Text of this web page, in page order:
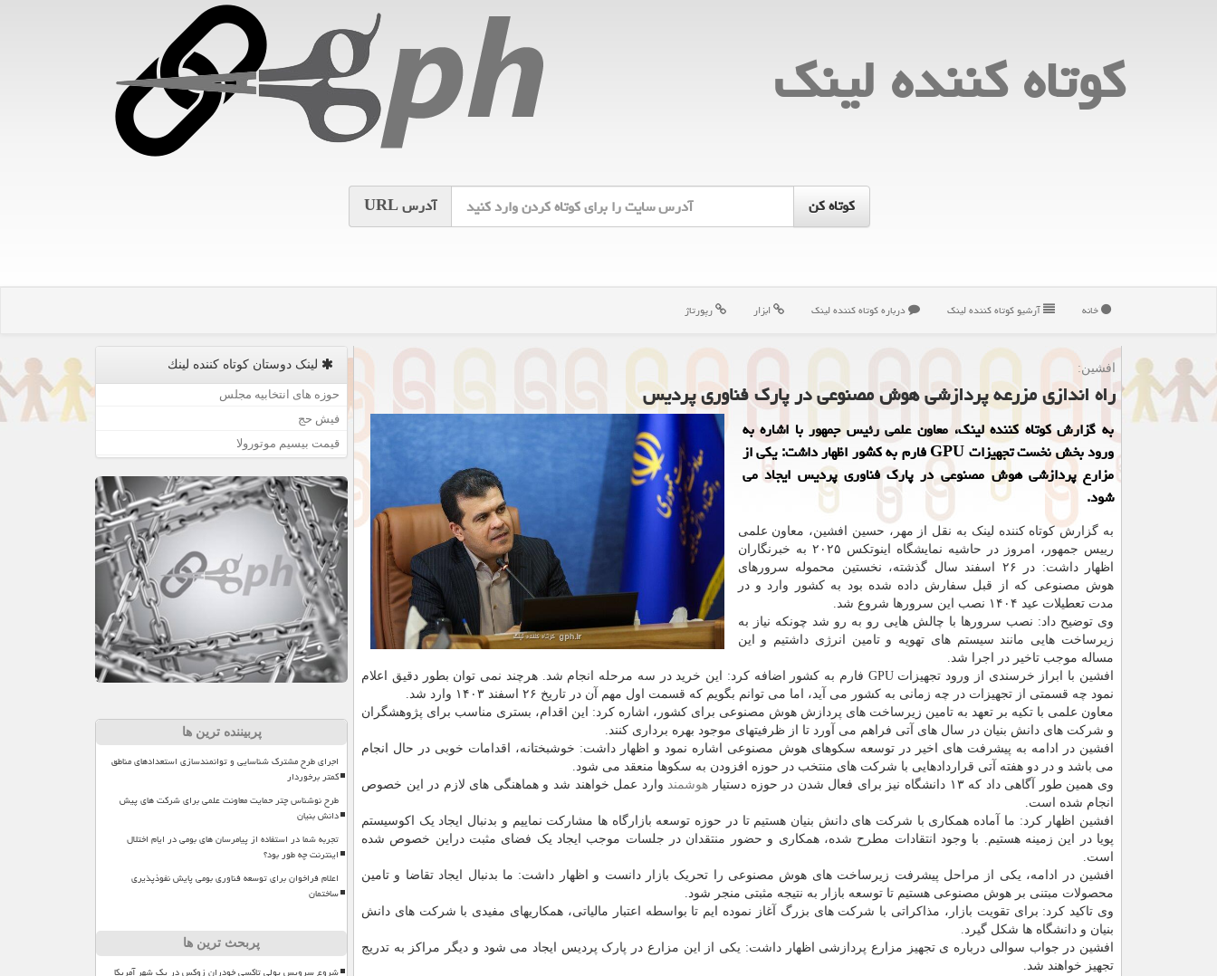
كوتاه كننده لینك
آدرسURL
خانه آرشیو كوتاه كننده لینك درباره كوتاه كننده لینك ابزار رپورتاژ
افشین:
راه اندازی مزرعه پردازشی هوش مصنوعی در پارک فناوری پردیس
به گزارش کوتاه کننده لینک، معاون علمی رئیس جمهور با اشاره به
ورود بخش نخست تجهیزات GPU فارم به کشور اظهار داشت: یکی از
مزارع پردازشی هوش مصنوعی در پارک فناوری پردیس ایجاد می
شود.
به گزارش کوتاه کننده لینک به نقل از مهر، حسین افشین، معاون علمی
رییس جمهور، امروز در حاشیه نمایشگاه اینوتکس ۲۰۲۵ به خبرنگاران
اظهار داشت: در ۲۶ اسفند سال گذشته، نخستین محموله سرورهای
هوش مصنوعی که از قبل سفارش داده شده بود به کشور وارد و در
مدت تعطیلات عید ۱۴۰۴ نصب این سرورها شروع شد.
وی توضیح داد: نصب سرورها با چالش هایی رو به رو شد چونکه نیاز به
زیرساخت هایی مانند سیستم های تهویه و تامین انرژی داشتیم و این
مساله موجب تاخیر در اجرا شد.
افشین با ابراز خرسندی از ورود تجهیزات GPU فارم به کشور اضافه کرد: این خرید در سه مرحله انجام شد. هرچند نمی توان بطور دقیق اعلام
نمود چه قسمتی از تجهیزات در چه زمانی به کشور می آید، اما می توانم بگویم که قسمت اول مهم آن در تاریخ ۲۶ اسفند ۱۴۰۳ وارد شد.
معاون علمی با تکیه بر تعهد به تامین زیرساخت های پردازش هوش مصنوعی برای کشور، اشاره کرد: این اقدام، بستری مناسب برای پژوهشگران
و شرکت های دانش بنیان در سال های آتی فراهم می آورد تا از ظرفیتهای موجود بهره برداری کنند.
افشین در ادامه به پیشرفت های اخیر در توسعه سکوهای هوش مصنوعی اشاره نمود و اظهار داشت: خوشبختانه، اقدامات خوبی در حال انجام
می باشد و در دو هفته آتی قراردادهایی با شرکت های منتخب در حوزه افزودن به سکوها منعقد می شود.
وی همین طور آگاهی داد که ۱۳ دانشگاه نیز برای فعال شدن در حوزه دستیار
هوشمند وارد عمل خواهند شد و هماهنگی های لازم در این خصوص
انجام شده است.
افشین اظهار کرد: ما آماده همکاری با شرکت های دانش بنیان هستیم تا در حوزه توسعه بازارگاه ها مشارکت نماییم و بدنبال ایجاد یک اکوسیستم
پویا در این زمینه هستیم. با وجود انتقادات مطرح شده، همکاری و حضور منتقدان در جلسات موجب ایجاد یک فضای مثبت دراین خصوص شده
است.
افشین در ادامه، یکی از مراحل پیشرفت زیرساخت های هوش مصنوعی را تحریک بازار دانست و اظهار داشت: ما بدنبال ایجاد تقاضا و تامین
محصولات مبتنی بر هوش مصنوعی هستیم تا توسعه بازار به نتیجه مثبتی منجر شود.
وی تاکید کرد: برای تقویت بازار، مذاکراتی با شرکت های بزرگ آغاز نموده ایم تا بواسطه اعتبار مالیاتی، همکاریهای مفیدی با شرکت های دانش
بنیان و دانشگاه ها شکل گیرد.
افشین در جواب سوالی درباره ی تجهیز مزارع پردازشی اظهار داشت: یکی از این مزارع در پارک پردیس ایجاد می شود و دیگر مراکز به تدریج
تجهیز خواهند شد.
لینک دوستان كوتاه كننده لینك
حوزه های انتخابیه مجلس
فیش حج
قیمت بیسیم موتورولا
پربیننده ترین ها
اجرای طرح مشترک شناسایی و توانمندسازی استعدادهای مناطق
کمتر برخوردار
طرح نوشناس چتر حمایت معاونت علمی برای شرکت های پیش
دانش بنیان
تجربه شما در استفاده از پیامرسان های بومی در ایام اختلال
اینترنت چه طور بود؟
اعلام فراخوان برای توسعه فناوری بومی پایش نفوذپذیری
ساختمان
پربحث ترین ها
شروع سرویس پولی تاکسی خودران زوکس در یک شهر آمریکا